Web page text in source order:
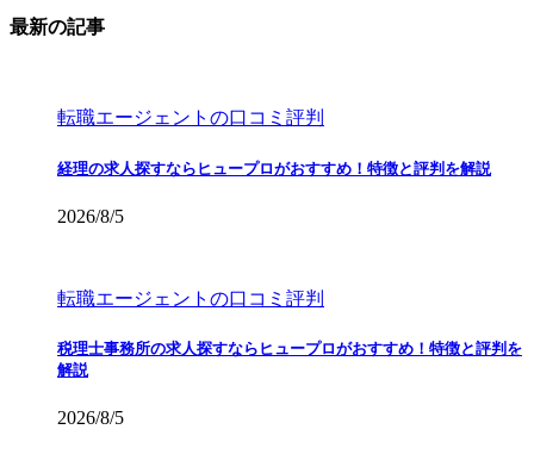
最新の記事
転職エージェントの口コミ評判
経理の求人探すならヒュープロがおすすめ！特徴と評判を解説
2026/8/5
転職エージェントの口コミ評判
税理士事務所の求人探すならヒュープロがおすすめ！特徴と評判を
解説
2026/8/5